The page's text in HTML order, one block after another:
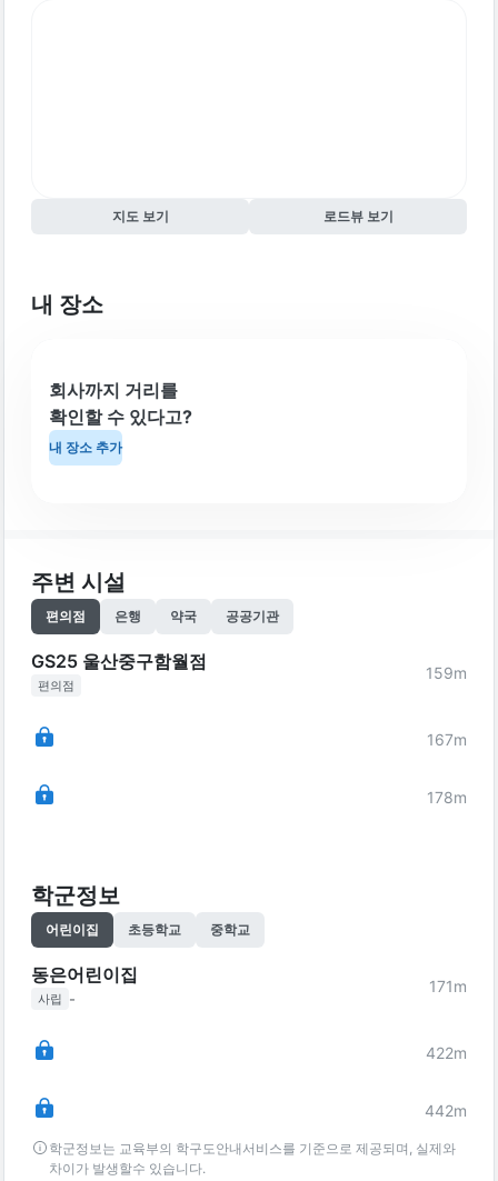
지도 보기 로드뷰 보기
내 장소
회사까지 거리를
확인할 수 있다고?
내 장소 추가
주변 시설
편의점 은행 약국 공공기관
GS25 울산중구함월점
편의점
159m
167m
178m
학군정보
어린이집 초등학교 중학교
동은어린이집
사립 -
171m
422m
442m
학군정보는 교육부의 학구도안내서비스를 기준으로 제공되며, 실제와
차이가 발생할수 있습니다.